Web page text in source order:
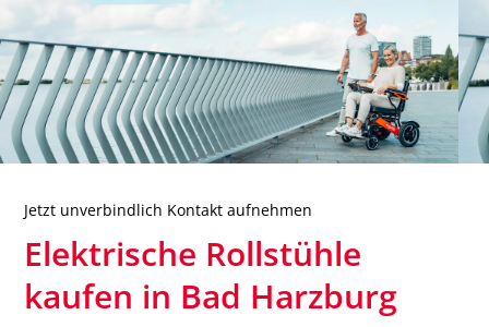
Jetzt unverbindlich Kontakt aufnehmen
Elektrische Rollstühle
kaufen in Bad Harzburg